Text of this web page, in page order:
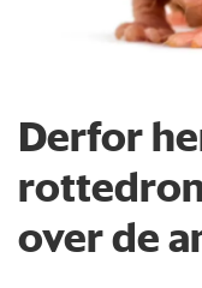
Derfor
over de